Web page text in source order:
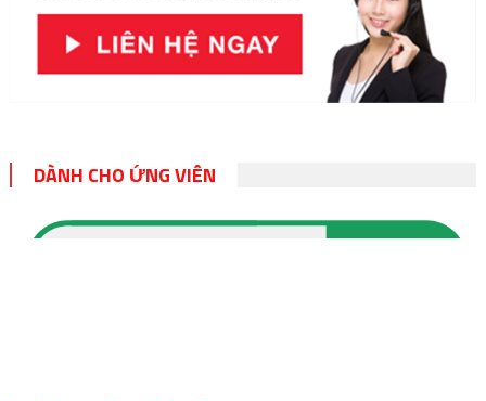
DÀNH CHO ỨNG VIÊN